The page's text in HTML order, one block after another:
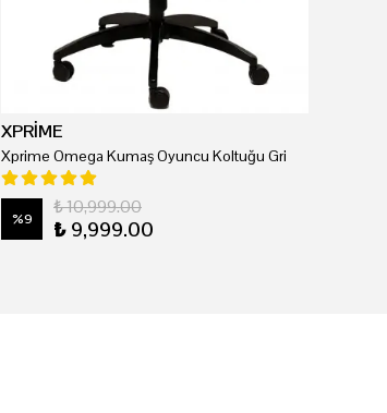
XPRİME
Xprime Omega Kumaş Oyuncu Koltuğu Gri
%9
₺ 10,999.00
₺ 9,999.00